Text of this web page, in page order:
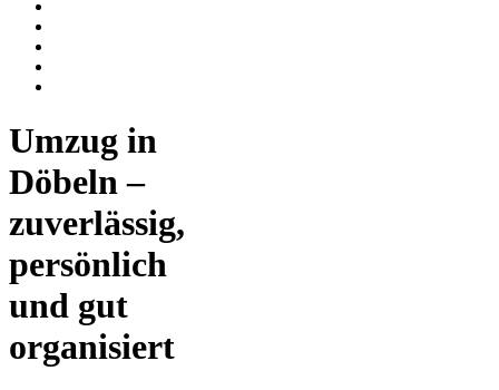
Umzug in
Döbeln –
zuverlässig,
persönlich
und gut
organisiert